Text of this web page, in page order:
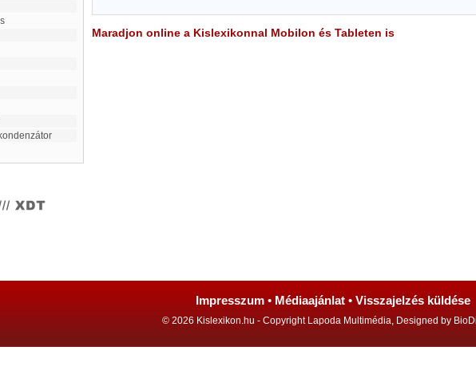
Maradjon online a Kislexikonnal Mobilon és Tableten is
Impresszum • Médiaajánlat • Visszajelzés küldése
© 2026 Kislexikon.hu - Copyright Lapoda Multimédia, Designed by